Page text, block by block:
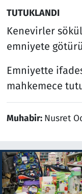
TUTUKLANDI
Kenevirler
emniyete
Emniyette
mahkemece
Muhabir: Nusret